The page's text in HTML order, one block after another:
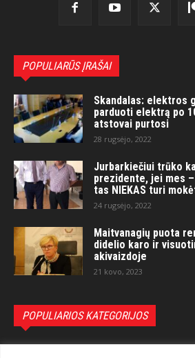
POPULIARŪS ĮRAŠAI
Skandalas: elektros
parduoti elektrą po
atstovai purtosi
28 rugsėjo, 2022
Jurbarkiečiui trūko
prezidente, jei mes
tas NIEKAS turi
24 rugsėjo, 2022
Maitvanagių puota
didelio karo ir
akivaizdoje
21 kovo, 2023
POPULIARIOS KATEGORIJOS